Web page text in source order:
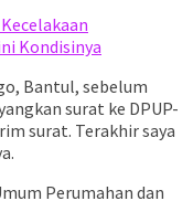
Kondisinya
Bantul, sebelum
surat ke DPUP-
surat. Terakhir saya
Perumahan dan